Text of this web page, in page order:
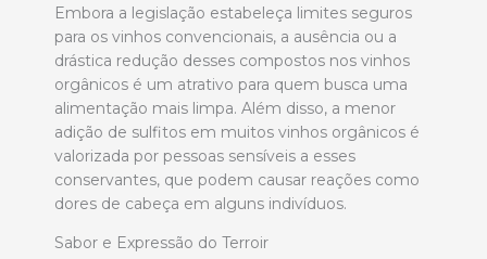
Embora a legislação estabeleça limites seguros
para os vinhos convencionais, a ausência ou a
drástica redução desses compostos nos vinhos
orgânicos é um atrativo para quem busca uma
alimentação mais limpa. Além disso, a menor
adição de sulfitos em muitos vinhos orgânicos é
valorizada por pessoas sensíveis a esses
conservantes, que podem causar reações como
dores de cabeça em alguns indivíduos.
Sabor e Expressão do Terroir